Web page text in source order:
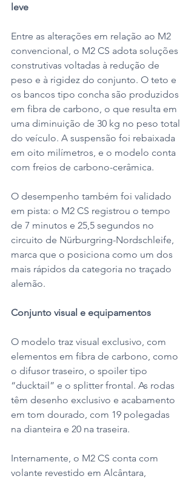
leve
Entre as alterações em relação ao M2
convencional, o M2 CS adota soluções
construtivas voltadas à redução de
peso e à rigidez do conjunto. O teto e
os bancos tipo concha são produzidos
em fibra de carbono, o que resulta em
uma diminuição de 30 kg no peso total
do veículo. A suspensão foi rebaixada
em oito milímetros, e o modelo conta
com freios de carbono-cerâmica.
O desempenho também foi validado
em pista: o M2 CS registrou o tempo
de 7 minutos e 25,5 segundos no
circuito de Nürburgring-Nordschleife,
marca que o posiciona como um dos
mais rápidos da categoria no traçado
alemão.
Conjunto visual e equipamentos
O modelo traz visual exclusivo, com
elementos em fibra de carbono, como
o difusor traseiro, o spoiler tipo
“ducktail” e o splitter frontal. As rodas
têm desenho exclusivo e acabamento
em tom dourado, com 19 polegadas
na dianteira e 20 na traseira.
Internamente, o M2 CS conta com
volante revestido em Alcântara,